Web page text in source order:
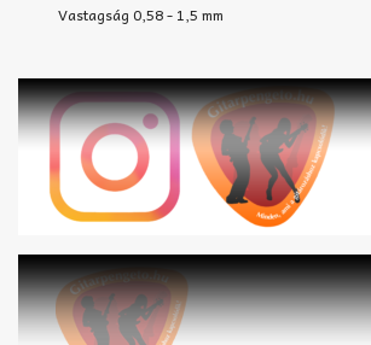
Vastagság 0,58 - 1,5 mm